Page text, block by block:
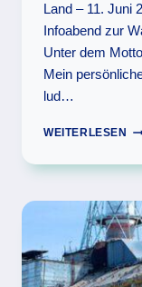
Land – 11. Juni
Infoabend zur
Unter dem
Mein
lud…
WEITERLESEN
EIN
IN